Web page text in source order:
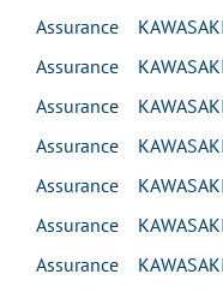
Assurance
Assurance
Assurance
Assurance
Assurance
Assurance
Assurance